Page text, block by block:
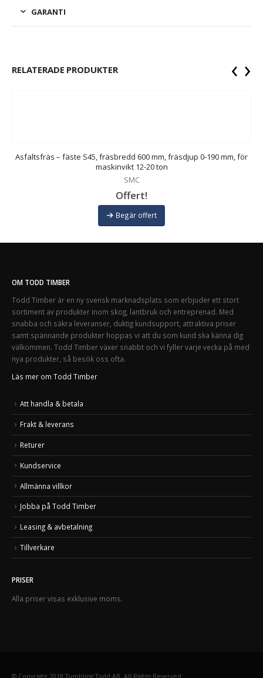
GARANTI
RELATERADE PRODUKTER
Asfaltsfräs – fäste S45, fräsbredd 600 mm, fräsdjup 0-190 mm, för
maskinvikt 12-20 ton
SMC
Offert!
Begär offert
‹ ›
OM TODD TIMBER
Todd Timber är en ny svensk marknadsplats som erbjuder ett stort
sortiment av produkter inom skog, lantbruk och entreprenad. Med
snabba och säkra leveranser, duktig kundsupport, attraktiva priser
samt spännande produkter hoppas vi att du som kund ska känna dig
välkommen. Todd Timber växer snabbt och vi fyller varje vecka på med
nya produkter, så besök oss ofta.
Läs mer om Todd Timber
Att handla & betala
Frakt & leverans
Returer
Kundservice
Allmänna villkor
Jobba på Todd Timber
Leasing & avbetalning
Tillverkare
PRISER
Alla priser visas exklusive moms.
© Copyright 2018 Tumbling Todd AB. All Rights Reserved.